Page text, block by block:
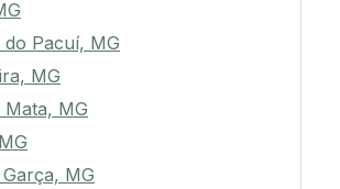
Pacuí, MG
MG
MG
MG